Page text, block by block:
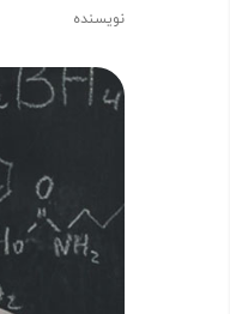
نویسنده